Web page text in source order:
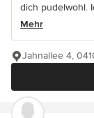
dich pudelwohl.
Mehr
Jahnallee 4,